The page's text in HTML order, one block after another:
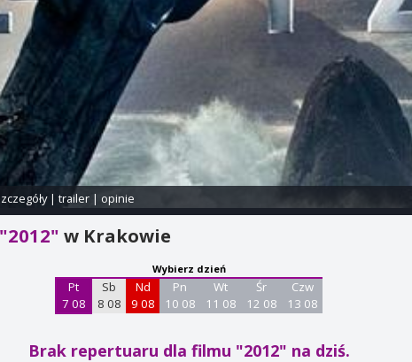
| trailer| opinie
"2012"w Krakowie
Wybierz dzień
Pt
7 08
Sb
8 08
Nd
9 08
Pn
10 08
Wt
11 08
Śr
12 08
Czw
13 08
Brak repertuaru dla filmu "2012" na dziś.